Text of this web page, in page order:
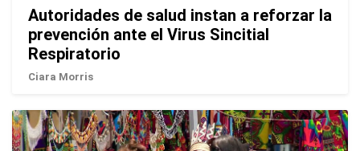
Autoridades de salud instan a reforzar la
prevención ante el Virus Sincitial
Respiratorio
Ciara Morris